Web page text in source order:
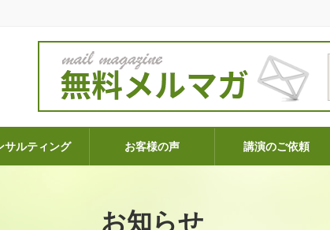
サルティング お客様の声 講演のご依頼
お知らせ